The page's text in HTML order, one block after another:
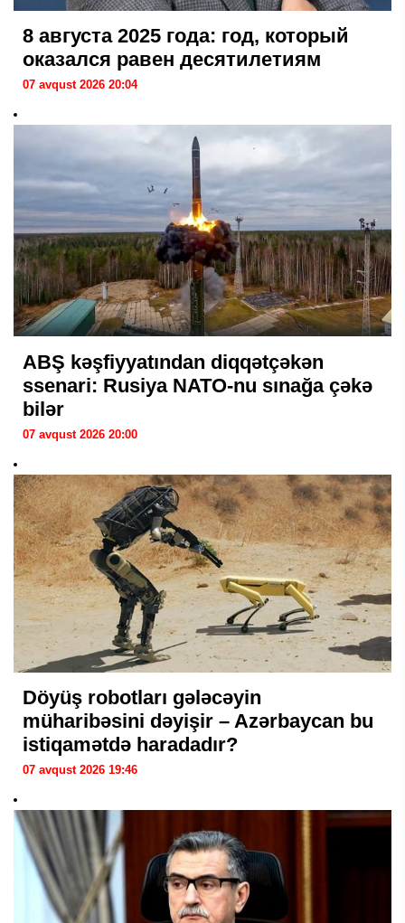
8 августа 2025 года: год, который
оказался равен десятилетиям
07 avqust 2026 20:04
ABŞ kəşfiyyatından diqqətçəkən
ssenari: Rusiya NATO-nu sınağa çəkə
bilər
07 avqust 2026 20:00
Döyüş robotları gələcəyin
müharibəsini dəyişir – Azərbaycan bu
istiqamətdə haradadır?
07 avqust 2026 19:46